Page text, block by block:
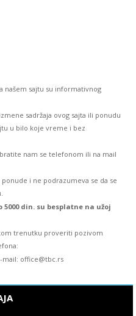
našem sajtu su informativnog
sadržaja ovog sajta ili ponudu
u bilo koje vreme i bez
nam se telefonom ili na mail
i ne podrazumeva se da se
din. su besplatne na užoj
trenutku proveriti pozivom
mail: office@tbc.rs